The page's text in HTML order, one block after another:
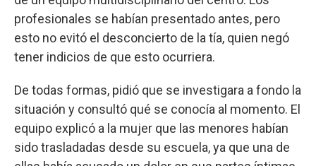
profesionales se habían presentado antes, pero
esto no evitó el desconcierto de la tía, quien negó
tener indicios de que esto ocurriera.
De todas formas, pidió que se investigara a fondo la
situación y consultó qué se conocía al momento. El
equipo explicó a la mujer que las menores habían
sido trasladadas desde su escuela, ya que una de